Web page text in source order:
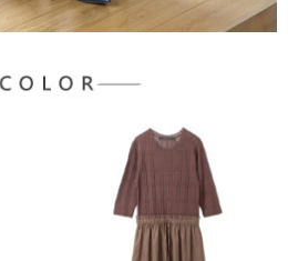
仍有額度不足之情形，本公司將視審查結果